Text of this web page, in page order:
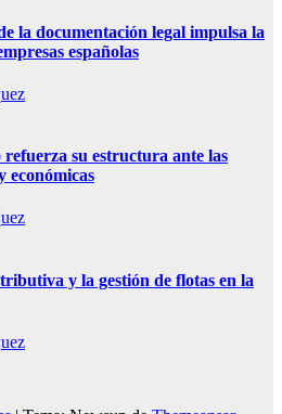
la documentación legal impulsa la
españolas
su estructura ante las
económicas
y la gestión de flotas en la